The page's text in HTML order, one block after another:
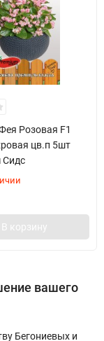
Розовая F1
цв.п 5шт
Сидс
В корзину
вашего
Бегониевых и